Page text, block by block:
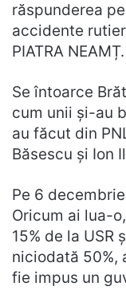
răspunderea
accidente
PIATRA NEAMȚ.
Se întoarce
cum unii și-au
au făcut din
Băsescu și Ion
Pe 6
Oricum ai lua-
15% de la USR
niciodată 50%,
fie impus un